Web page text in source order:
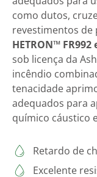
como dutos,
revestimentos de
HETRON™ FR992
sob licença da
incêndio
tenacidade
adequados para
químico cáustico
Retardo de
Excelente